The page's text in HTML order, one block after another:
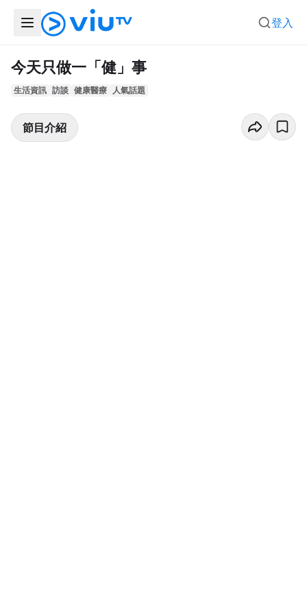
登入
今天只做一「健」事
生活資訊 訪談 健康醫療 人氣話題
節目介紹